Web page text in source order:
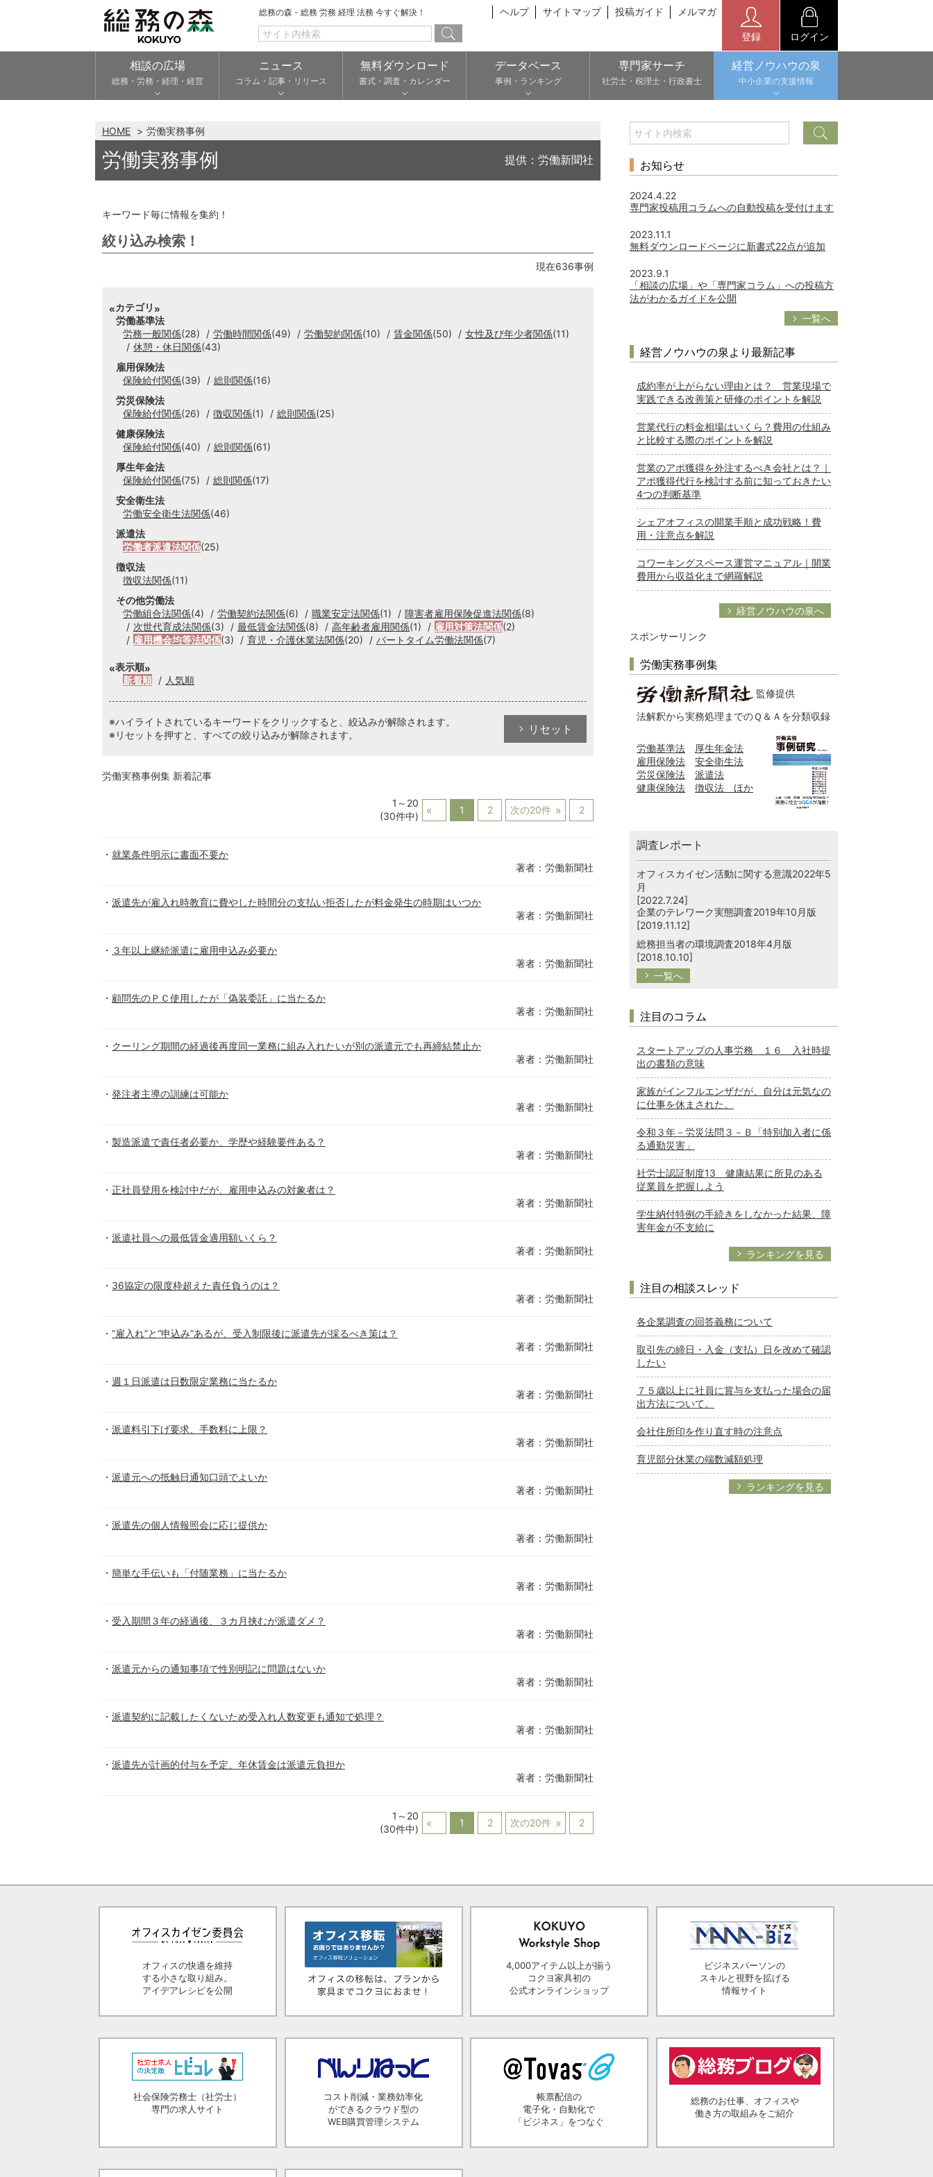
総務の森 - 総務 労務 経理 法務 今すぐ解決！ ヘルプ サイトマップ 投稿ガイド メルマガ
登録 ログイン
相談の広場
総務・労務・経理・経営
ニュース
コラム・記事・リリース
無料ダウンロード
書式・調査・カレンダー
データベース
事例・ランキング
専門家サーチ
社労士・税理士・行政書士
経営ノウハウの泉
中小企業の支援情報
HOME 労働実務事例
労働実務事例 提供：労働新聞社
キーワード毎に情報を集約！
絞り込み検索！
現在636事例
カテゴリ
労働基準法
労務一般関係(28) 労働時間関係(49) 労働契約関係(10) 賃金関係(50) 女性及び年少者関係(11)
休憩・休日関係(43)
雇用保険法
保険給付関係(39) 総則関係(16)
労災保険法
保険給付関係(26) 徴収関係(1) 総則関係(25)
健康保険法
保険給付関係(40) 総則関係(61)
厚生年金法
保険給付関係(75) 総則関係(17)
安全衛生法
労働安全衛生法関係(46)
派遣法
労働者派遣法関係(25)
徴収法
徴収法関係(11)
その他労働法
労働組合法関係(4) 労働契約法関係(6) 職業安定法関係(1) 障害者雇用保険促進法関係(8)
次世代育成法関係(3) 最低賃金法関係(8) 高年齢者雇用関係(1) 雇用対策法関係(2)
雇用機会均等法関係(3) 育児・介護休業法関係(20) パートタイム労働法関係(7)
表示順
新着順
人気順
※ハイライトされているキーワードをクリックすると、絞込みが解除されます。
※リセットを押すと、すべての絞り込みが解除されます。
リセット
労働実務事例集 新着記事
1～20
(30件中)
1 2 次の20件 2
就業条件明示に書面不要か
著者：労働新聞社
派遣先が雇入れ時教育に費やした時間分の支払い拒否したが料金発生の時期はいつか
著者：労働新聞社
３年以上継続派遣に雇用申込み必要か
著者：労働新聞社
顧問先のＰＣ使用したが「偽装委託」に当たるか
著者：労働新聞社
クーリング期間の経過後再度同一業務に組み入れたいが別の派遣元でも再締結禁止か
著者：労働新聞社
発注者主導の訓練は可能か
著者：労働新聞社
製造派遣で責任者必要か、学歴や経験要件ある？
著者：労働新聞社
正社員登用を検討中だが、雇用申込みの対象者は？
著者：労働新聞社
派遣社員への最低賃金適用額いくら？
著者：労働新聞社
36協定の限度枠超えた責任負うのは？
著者：労働新聞社
“雇入れ”と“申込み”あるが、受入制限後に派遣先が採るべき策は？
著者：労働新聞社
週１日派遣は日数限定業務に当たるか
著者：労働新聞社
派遣料引下げ要求、手数料に上限？
著者：労働新聞社
派遣元への抵触日通知口頭でよいか
著者：労働新聞社
派遣先の個人情報照会に応じ提供か
著者：労働新聞社
簡単な手伝いも「付随業務」に当たるか
著者：労働新聞社
受入期間３年の経過後、３カ月挟むが派遣ダメ？
著者：労働新聞社
派遣元からの通知事項で性別明記に問題はないか
著者：労働新聞社
派遣契約に記載したくないため受入れ人数変更も通知で処理？
著者：労働新聞社
派遣先が計画的付与を予定、年休賃金は派遣元負担か
著者：労働新聞社
1～20
(30件中)
1 2 次の20件 2
お知らせ
2024.4.22
専門家投稿用コラムへの自動投稿を受付けます
2023.11.1
無料ダウンロードページに新書式22点が追加
2023.9.1
「相談の広場」や「専門家コラム」への投稿方
法がわかるガイドを公開
一覧へ
経営ノウハウの泉より最新記事
成約率が上がらない理由とは？ 営業現場で
実践できる改善策と研修のポイントを解説
営業代行の料金相場はいくら？費用の仕組み
と比較する際のポイントを解説
営業のアポ獲得を外注するべき会社とは？｜
アポ獲得代行を検討する前に知っておきたい
4つの判断基準
シェアオフィスの開業手順と成功戦略！費
用・注意点を解説
コワーキングスペース運営マニュアル｜開業
費用から収益化まで網羅解説
経営ノウハウの泉へ
スポンサーリンク
労働実務事例集
監修提供
法解釈から実務処理までのＱ＆Ａを分類収録
労働基準法
厚生年金法
雇用保険法
安全衛生法
労災保険法
派遣法
健康保険法
徴収法 ほか
調査レポート
オフィスカイゼン活動に関する意識2022年5
月
[2022.7.24]
企業のテレワーク実態調査2019年10月版
[2019.11.12]
総務担当者の環境調査2018年4月版
[2018.10.10]
一覧へ
注目のコラム
スタートアップの人事労務 １６ 入社時提
出の書類の意味
家族がインフルエンザだが、自分は元気なの
に仕事を休まされた。
令和３年－労災法問３－Ｂ「特別加入者に係
る通勤災害」
社労士認証制度13 健康結果に所見のある
従業員を把握しよう
学生納付特例の手続きをしなかった結果、障
害年金が不支給に
ランキングを見る
注目の相談スレッド
各企業調査の回答義務について
取引先の締日・入金（支払）日を改めて確認
したい
７５歳以上に社員に賞与を支払った場合の届
出方法について。
会社住所印を作り直す時の注意点
育児部分休業の端数減額処理
ランキングを見る
オフィスの快適を維持
する小さな取り組み。
アイデアレシピを公開
4,000アイテム以上が揃う
コクヨ家具初の
公式オンラインショップ
ビジネスパーソンの
スキルと視野を拡げる
情報サイト
社会保険労務士（社労士）
専門の求人サイト
コスト削減・業務効率化
ができるクラウド型の
WEB購買管理システム
帳票配信の
電子化・自動化で
「ビジネス」をつなぐ
総務のお仕事、オフィスや
働き方の取組みをご紹介